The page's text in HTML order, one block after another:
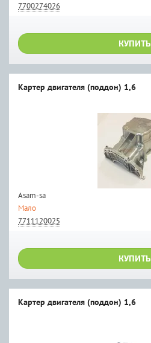
7700274026
КУПИТЬ
Картер двигателя (поддон) 1,6
Asam-sa
Мало
7711120025
КУПИТЬ
Картер двигателя (поддон) 1,6